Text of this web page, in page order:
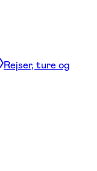
Rejser, ture og